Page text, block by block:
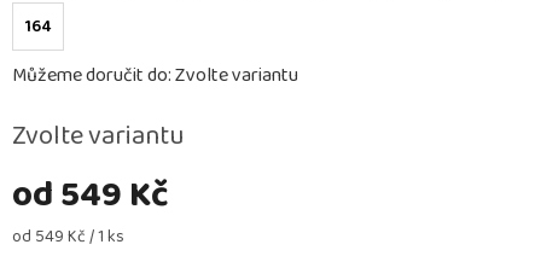
od549 Kč
Měrná
od 549 Kč / 1 ks
Zvolte variantu
164
Můžeme doručit do:Zvolte variantu